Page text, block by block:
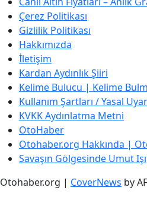
Çerez Politikası
Gizlilik Politikası
Hakkımızda
İletişim
Kardan Aydınlık Şiiri
Kelime Bulucu | Kelime
Kullanım Şartları / Yasal
KVKK Aydınlatma Metni
OtoHaber
Otohaber.org Hakkında |
Savaşın Gölgesinde Umut
Otohaber.org | CoverNews by